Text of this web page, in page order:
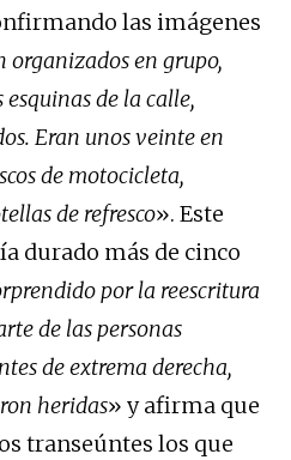
las imágenes
organizados en grupo,
de la calle,
Eran unos veinte en
de motocicleta,
de refresco». Este
durado más de cinco
por la reescritura
de las personas
de extrema derecha,
heridas» y afirma que
transeúntes los que